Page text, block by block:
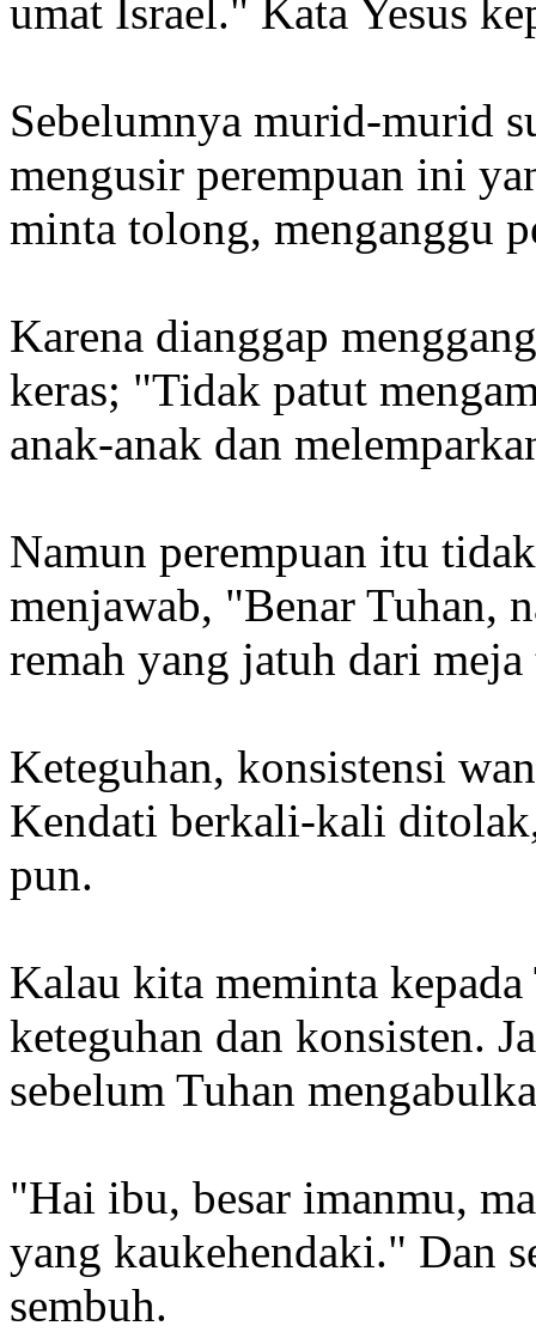
umat Israel." Kata Yesus
Sebelumnya murid-murid
mengusir perempuan ini
minta tolong, menganggu
Karena dianggap
keras; "Tidak patut
anak-anak dan
Namun perempuan itu
menjawab, "Benar Tuhan,
remah yang jatuh dari
Keteguhan, konsistensi
Kendati berkali-kali
pun.
Kalau kita meminta
keteguhan dan konsisten.
sebelum Tuhan
"Hai ibu, besar imanmu,
yang kaukehendaki." Dan
sembuh.